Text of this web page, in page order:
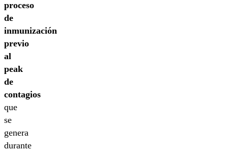
proceso
de
inmunización
previo
al
peak
de
contagios
que
se
genera
durante